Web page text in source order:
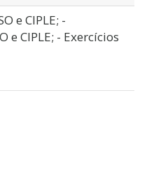
e CIPLE; -
e CIPLE; - Exercícios